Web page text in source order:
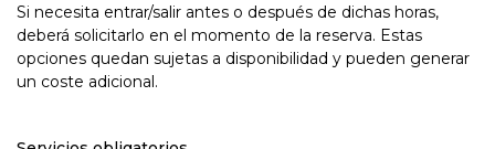
Si necesita entrar/salir antes o después de dichas horas,
deberá solicitarlo en el momento de la reserva. Estas
opciones quedan sujetas a disponibilidad y pueden generar
un coste adicional.